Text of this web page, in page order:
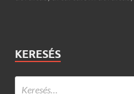
KERESÉS